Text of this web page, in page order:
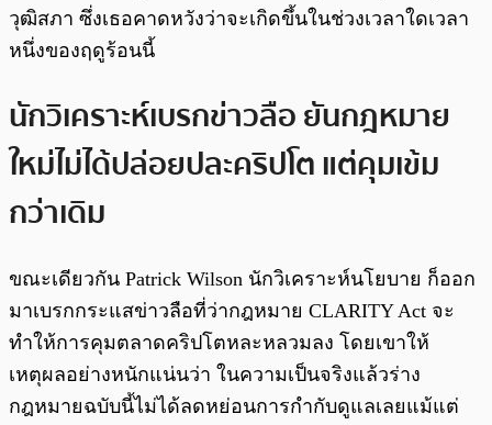
วุฒิสภา ซึ่งเธอคาดหวังว่าจะเกิดขึ้นในช่วงเวลาใดเวลา
หนึ่งของฤดูร้อนนี้
นักวิเคราะห์เบรกข่าวลือ ยันกฎหมาย
ใหม่ไม่ได้ปล่อยปละคริปโต แต่คุมเข้ม
กว่าเดิม
ขณะเดียวกัน Patrick Wilson นักวิเคราะห์นโยบาย ก็ออก
มาเบรกกระแสข่าวลือที่ว่ากฎหมาย CLARITY Act จะ
ทำให้การคุมตลาดคริปโตหละหลวมลง โดยเขาให้
เหตุผลอย่างหนักแน่นว่า ในความเป็นจริงแล้วร่าง
กฎหมายฉบับนี้ไม่ได้ลดหย่อนการกำกับดูแลเลยแม้แต่